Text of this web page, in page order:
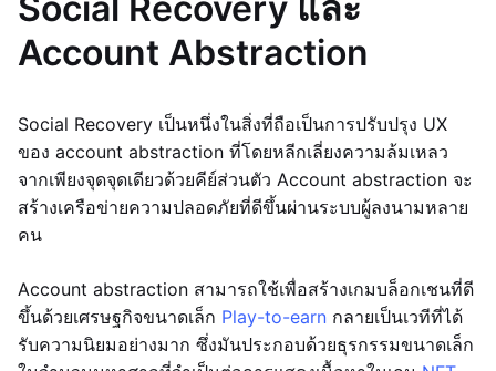
Account Abstraction
Social Recovery เป็นหนึ่งในสิ่งที่ถือเป็นการปรับปรุง UX
ของ account abstraction ที่โดยหลีกเลี่ยงความล้มเหลว
จากเพียงจุดจุดเดียวด้วยคีย์ส่วนตัว Account abstraction จะ
สร้างเครือข่ายความปลอดภัยที่ดีขึ้นผ่านระบบผู้ลงนามหลาย
คน
Account abstraction สามารถใช้เพื่อสร้างเกมบล็อกเชนที่ดี
ขึ้นด้วยเศรษฐกิจขนาดเล็ก Play-to-earn กลายเป็นเวทีที่ได้
รับความนิยมอย่างมาก ซึ่งมันประกอบด้วยธุรกรรมขนาดเล็ก